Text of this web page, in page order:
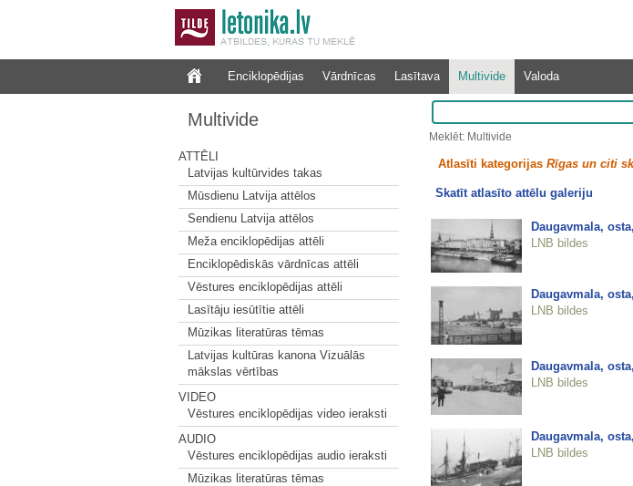
Enciklopēdijas Vārdnīcas Lasītava Multivide Valoda
Multivide
ATTĒLI
Latvijas kultūrvides takas
Mūsdienu Latvija attēlos
Sendienu Latvija attēlos
Meža enciklopēdijas attēli
Enciklopēdiskās vārdnīcas attēli
Vēstures enciklopēdijas attēli
Lasītāju iesūtītie attēli
Mūzikas literatūras tēmas
Latvijas kultūras kanona Vizuālās
mākslas vērtības
VIDEO
Vēstures enciklopēdijas video ieraksti
AUDIO
Vēstures enciklopēdijas audio ieraksti
Mūzikas literatūras tēmas
Meklēt: Multivide
Atlasīti kategorijas Rīgas un citi
Skatīt atlasīto attēlu galeriju
Daugavmala,
LNB bildes
Daugavmala,
LNB bildes
Daugavmala,
LNB bildes
Daugavmala,
LNB bildes